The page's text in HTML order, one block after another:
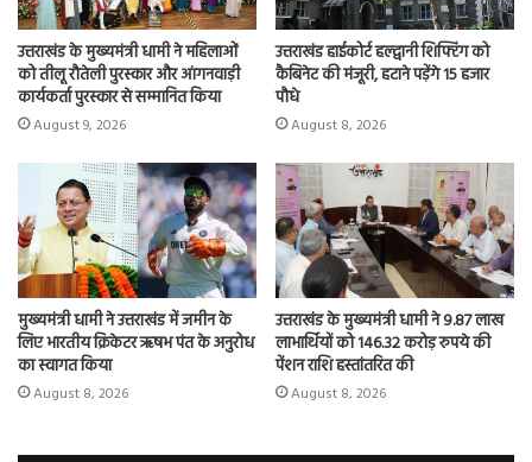
उत्तराखंड के मुख्यमंत्री धामी ने महिलाओं
को तीलू रौतेली पुरस्कार और आंगनवाड़ी
कार्यकर्ता पुरस्कार से सम्मानित किया
August 9, 2026
उत्तराखंड हाईकोर्ट हल्द्वानी शिफ्टिंग को
कैबिनेट की मंजूरी, हटाने पड़ेंगे 15 हजार
पौधे
August 8, 2026
मुख्यमंत्री धामी ने उत्तराखंड में जमीन के
लिए भारतीय क्रिकेटर ऋषभ पंत के अनुरोध
का स्वागत किया
August 8, 2026
उत्तराखंड के मुख्यमंत्री धामी ने 9.87 लाख
लाभार्थियों को 146.32 करोड़ रुपये की
पेंशन राशि हस्तांतरित की
August 8, 2026